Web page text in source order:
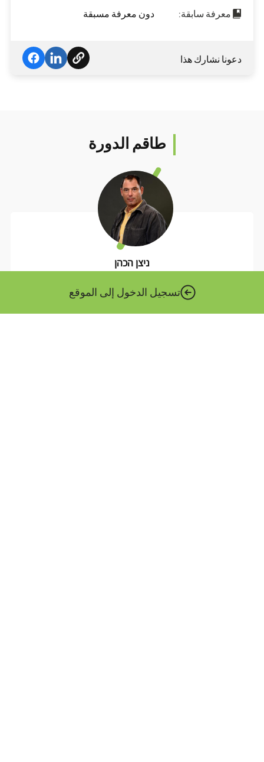
تسجيل الدخول إلى الموقع
معرفة سابقة:
دون معرفة مسبقة
دعونا نشارك هذا
طاقم الدورة
ניצן הכהן
أكثر قليلا عني ››